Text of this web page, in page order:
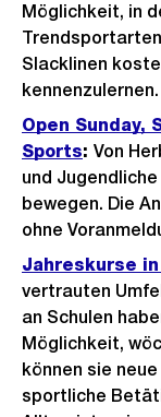
Möglichkeit, in
Slacklinen
kennenzulernen.
Open Sunday,
Sports: Von
und
bewegen. Die
ohne
Jahreskurse
vertrauten
an Schulen
Möglichkeit,
können sie
sportliche